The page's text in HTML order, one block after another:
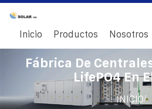
Inicio Productos Nosotros
Fábrica De
LifePO4 En
INICIO/